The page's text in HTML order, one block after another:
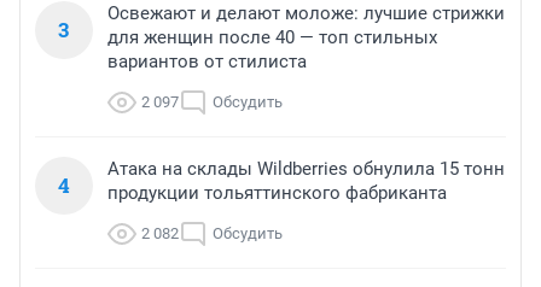
3
Освежают и делают моложе: лучшие стрижки
для женщин после 40 — топ стильных
вариантов от стилиста
2 097 Обсудить
4
Атака на склады Wildberries обнулила 15 тонн
продукции тольяттинского фабриканта
2 082 Обсудить